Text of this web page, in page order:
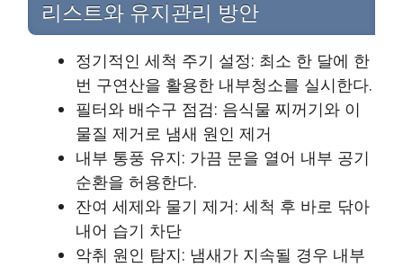
리스트와 유지관리 방안
정기적인 세척 주기 설정: 최소 한 달에 한
번 구연산을 활용한 내부청소를 실시한다.
필터와 배수구 점검: 음식물 찌꺼기와 이
물질 제거로 냄새 원인 제거
내부 통풍 유지: 가끔 문을 열어 내부 공기
순환을 허용한다.
잔여 세제와 물기 제거: 세척 후 바로 닦아
내어 습기 차단
악취 원인 탐지: 냄새가 지속될 경우 내부